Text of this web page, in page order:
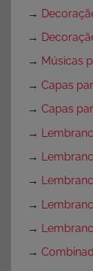
→
→
→ Músicas
→ Capas
→ Capas
→
→
→
→
→
→